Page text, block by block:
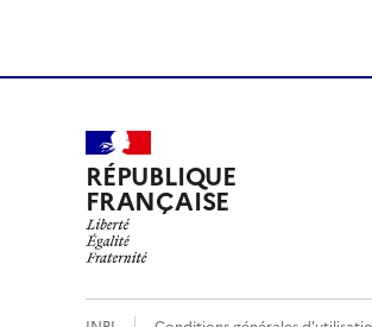
RÉPUBLIQUE
FRANÇAISE